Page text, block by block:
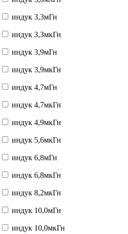
индук 3,3мГн
индук 3,3мкГн
индук 3,9мГн
индук 3,9мкГн
индук 4,7мГн
индук 4,7мкГн
индук 4,9мкГн
индук 5,6мкГн
индук 6,8мГн
индук 6,8мкГн
индук 8,2мкГн
индук 10,0мГн
индук 10,0мкГн